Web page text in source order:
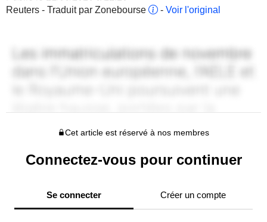
Reuters - Traduit par Zonebourse
- Voir l'original
Cet article est réservé à nos membres
Connectez-vous pour continuer
Se connecter Créer un compte